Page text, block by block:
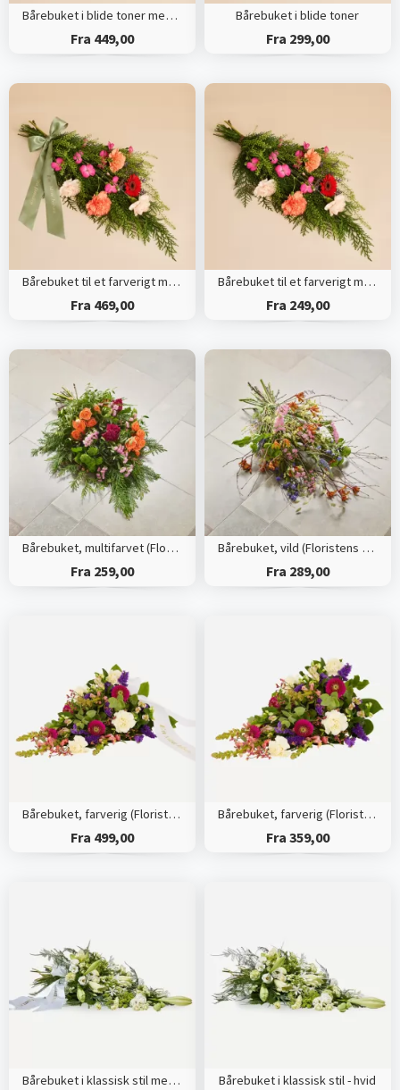
Bårebuket i blide toner med bånd
Fra 449,00
Bårebuket i blide toner
Fra 299,00
Bårebuket til et farverigt minde med bånd
Fra 469,00
Bårebuket til et farverigt minde
Fra 249,00
Bårebuket, multifarvet (Floristens kreative valg)
Fra 259,00
Bårebuket, vild (Floristens kreative valg)
Fra 289,00
Bårebuket, farverig (Floristens kreative valg) med bånd
Fra 499,00
Bårebuket, farverig (Floristens kreative valg)
Fra 359,00
Bårebuket i klassisk stil med bånd - hvid Bårebuket i klassisk stil - hvid